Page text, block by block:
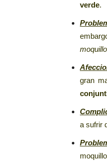
verde.
moquillo
gran
a sufrir